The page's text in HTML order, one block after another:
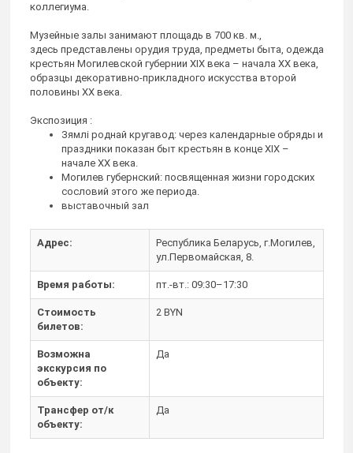
коллегиума.
Музейные залы занимают площадь в 700 кв. м.,
здесь представлены орудия труда, предметы быта, одежда
крестьян Могилевской губернии ХIХ века – начала ХХ века,
образцы декоративно-прикладного искусства второй
половины ХХ века.
Экспозиция :
Зямлі роднай кругавод: через календарные обряды и
праздники показан быт крестьян в конце ХIХ –
начале ХХ века.
Могилев губернский: посвященная жизни городских
сословий этого же периода.
выставочный зал
Адрес:
Республика Беларусь, г.Могилев,
ул.Первомайская, 8.
Время работы: пт.-вт.: 09:30–17:30
Стоимость
билетов:
2 BYN
Возможна
экскурсия по
объекту:
Да
Трансфер от/к
объекту:
Да